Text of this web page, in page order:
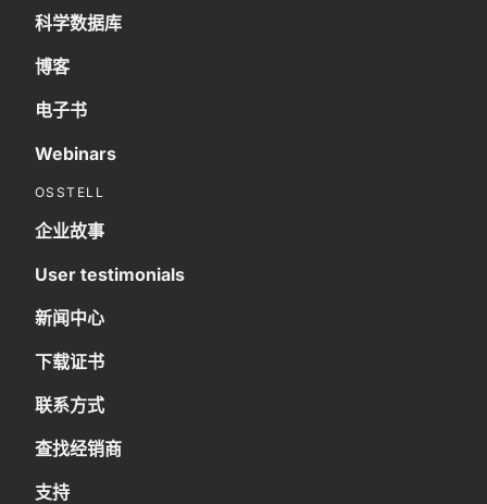
科学数据库
博客
电子书
Webinars
OSSTELL
企业故事
User testimonials
新闻中心
下载证书
联系方式
查找经销商
支持